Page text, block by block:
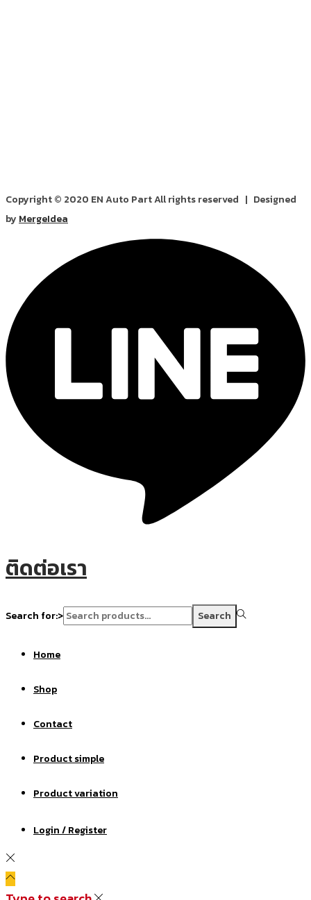
Copyright © 2020 EN Auto Part All rights reserved | Designed
by MergeIdea
ติดต่อเรา
Search for:> Search
Home
Shop
Contact
Product simple
Product variation
Login / Register